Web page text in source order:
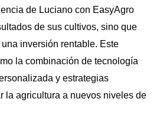
de Luciano con EasyAgro
de sus cultivos, sino que
inversión rentable. Este
la combinación de tecnología
y estrategias
la agricultura a nuevos niveles de